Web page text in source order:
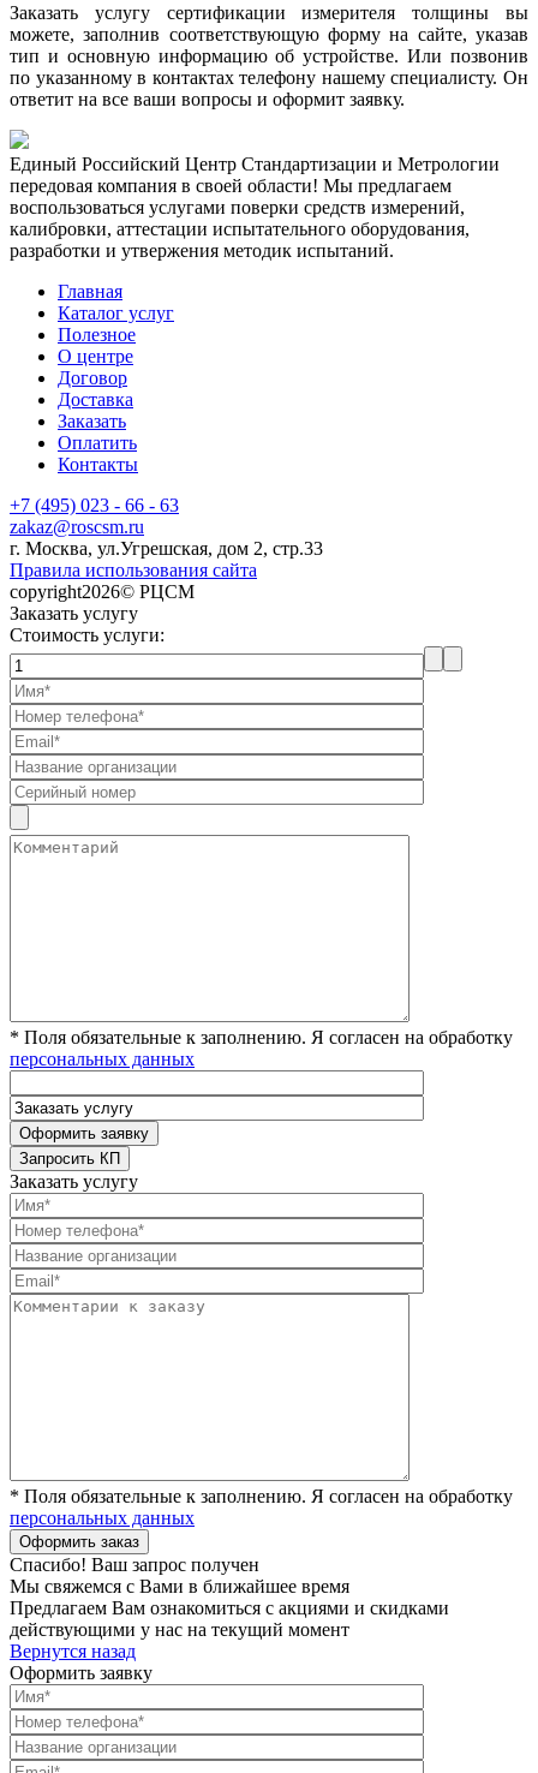
Заказать услугу сертификации измерителя толщины вы
можете, заполнив соответствующую форму на сайте, указав
тип и основную информацию об устройстве. Или позвонив
по указанному в контактах телефону нашему специалисту. Он
ответит на все ваши вопросы и оформит заявку.
Единый Российский Центр Стандартизации и Метрологии
передовая компания в своей области! Мы предлагаем
воспользоваться услугами поверки средств измерений,
калибровки, аттестации испытательного оборудования,
разработки и утвержения методик испытаний.
Главная
Каталог услуг
Полезное
О центре
Договор
Доставка
Заказать
Оплатить
Контакты
+7 (495) 023 - 66 - 63
zakaz@roscsm.ru
г. Москва, ул.Угрешская, дом 2, стр.33
Правила использования сайта
copyright2026© РЦСМ
Заказать услугу
Стоимость услуги:
* Поля обязательные к заполнению. Я согласен на обработку
персональных данных
Заказать услугу
* Поля обязательные к заполнению. Я согласен на обработку
персональных данных
Спасибо! Ваш запрос получен
Мы свяжемся с Вами в ближайшее время
Предлагаем Вам ознакомиться с акциями и скидками
действующими у нас на текущий момент
Вернутся назад
Оформить заявку